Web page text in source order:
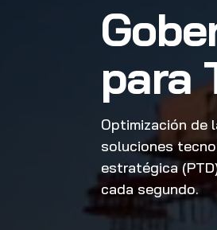
para
Optimización de
soluciones
estratégica
cada segundo.